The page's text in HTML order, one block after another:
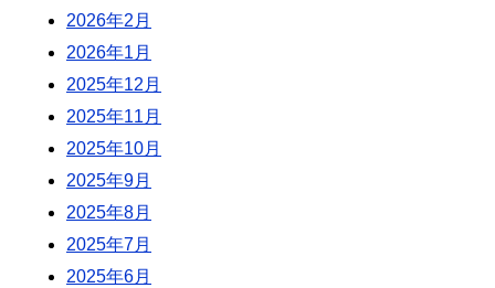
2026年2月
2026年1月
2025年12月
2025年11月
2025年10月
2025年9月
2025年8月
2025年7月
2025年6月